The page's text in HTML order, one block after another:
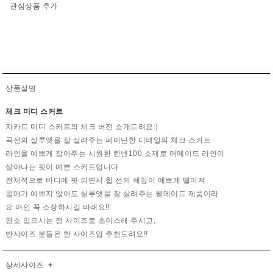
관심상품 추가
상품설명
체크 미디 스커트
자카드 미디 스커트의 체크 버전 소개드려요:)
곡선의 실루엣을 잘 살려주는 페미닌한 디테일의 체크 스커트
라인을 예쁘게 잡아주는 시원한 린넨100 소재로 머메이드 라인이
살아나는 핏이 예쁜 스커트입니다
전체적으로 바디에 핏 되면서 힙 선의 쉐잎이 예쁘게 떨어져
몸매가 예쁘지 않아도 실루엣을 잘 살려주는 웰메이드 제품이라
요 아인 꼭 소장하시길 바래요!!
평소 입으시는 정 사이즈로 초이스해 주시고,
반사이즈 분들은 한 사이즈업 추천드려요!!
상세사이즈 +